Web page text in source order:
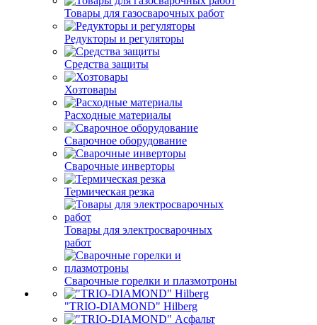
Товары для газосварочных работ
Редукторы и регуляторы
Средства защиты
Хозтовары
Расходные материалы
Сварочное оборудование
Сварочные инверторы
Термическая резка
Товары для электросварочных
работ
Сварочные горелки и плазмотроны
"TRIO-DIAMOND" Hilberg